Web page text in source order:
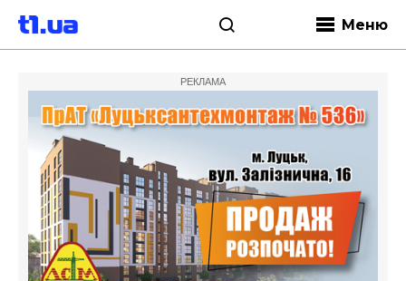
Меню
РЕКЛАМА